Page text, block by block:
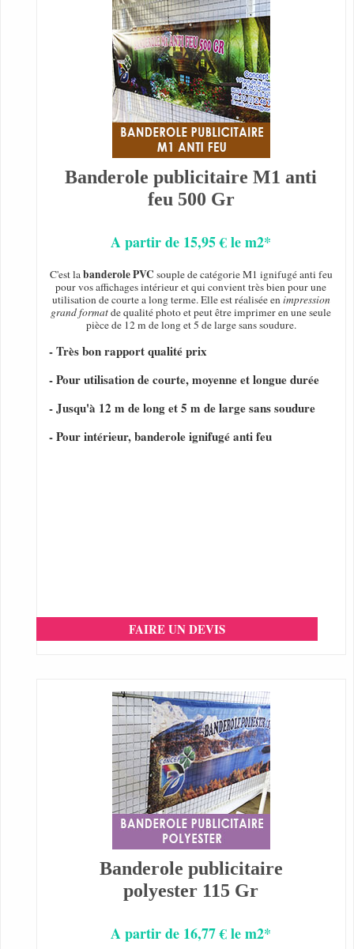
Banderole publicitaire M1 anti
feu 500 Gr
A partir de 15,95 € le m2*
C'est labanderole PVC souple de catégorie M1 ignifugé anti feu
pour vos affichages intérieur et qui convient très bien pour une
utilisation de courte a long terme. Elle est réalisée enimpression
grand formatde qualité photo et peut être imprimer en une seule
pièce de 12 m de long et 5 de large sans soudure.
- Très bon rapport qualité prix
- Pour utilisation de courte, moyenne et longue durée
- Jusqu'à 12 m de long et 5 m de large sans soudure
- Pour intérieur, banderole ignifugé anti feu
FAIRE UN DEVIS
Banderole publicitaire
polyester 115 Gr
A partir de 16,77 € le m2*